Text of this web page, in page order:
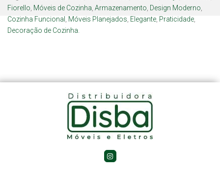
Fiorello Móveis de Cozinha Armazenamento Design Moderno
Cozinha Funcional
Móveis Planejados Elegante Praticidade
Decoração de Cozinha.